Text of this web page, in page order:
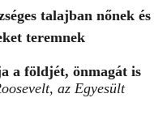
talajban nőnek és
teremnek
a földjét, önmagát is
az Egyesült